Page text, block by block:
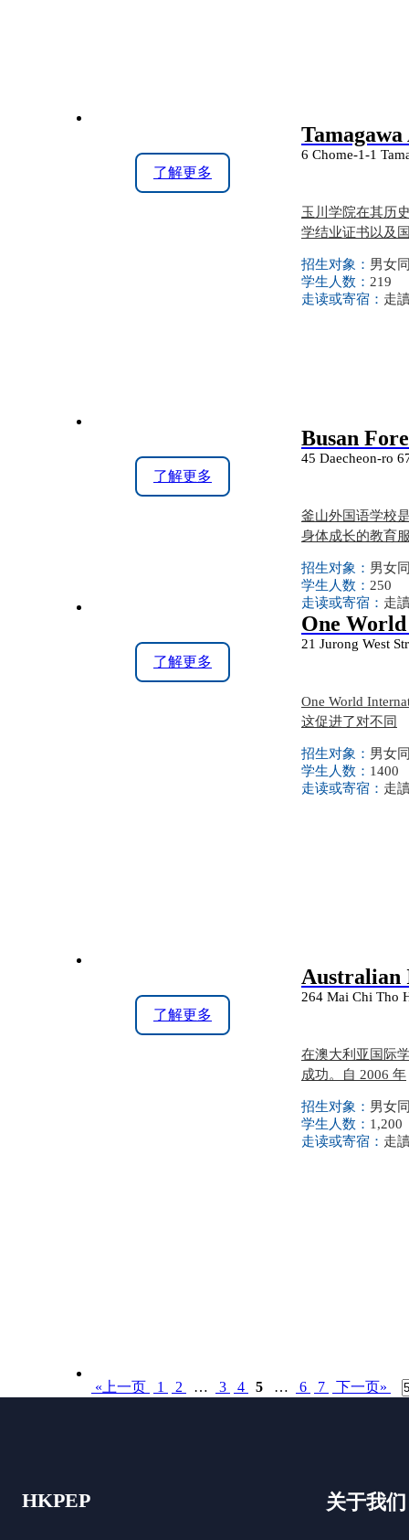
了解更多
6 Chome-1-1
玉川学院在其历
学结业证书以及
招生对象： 男女
学生人数： 219
走读或寄宿： 走
了解更多
Busan
45 Daecheon-ro
釜山外国语学校
身体成长的教育
招生对象： 男女
学生人数： 250
走读或寄宿： 走
了解更多
One
21 Jurong West
One World
这促进了对不同
招生对象： 男女
学生人数： 1400
走读或寄宿： 走
了解更多
Australian
264 Mai Chi Tho
在澳大利亚国际
成功。自 2006 年
招生对象： 男女
学生人数： 1,200
走读或寄宿： 走
«上一页 1 2 … 3 4 5 … 6 7 下一页»
HKPEP 关于我们